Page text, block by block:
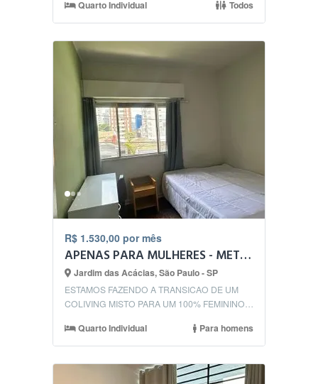
Quarto Individual Todos
R$ 1.530,00 por mês
APENAS PARA MULHERES - METRO BROOKLIN
Jardim das Acácias, São Paulo - SP
ESTAMOS FAZENDO A TRANSICAO DE UM
COLIVING MISTO PARA UM 100% FEMININO.
Quarto Individual Para homens